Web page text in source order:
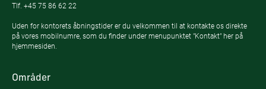
Tlf. +45 75 86 62 22
Uden for kontorets åbningstider er du velkommen til at kontakte os direkte
på vores mobilnumre, som du finder under menupunktet "Kontakt" her på
hjemmesiden.
Områder